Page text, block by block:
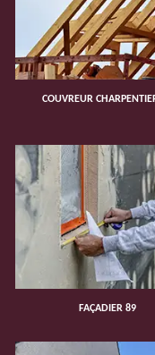
COUVREUR
FAÇADIER 89